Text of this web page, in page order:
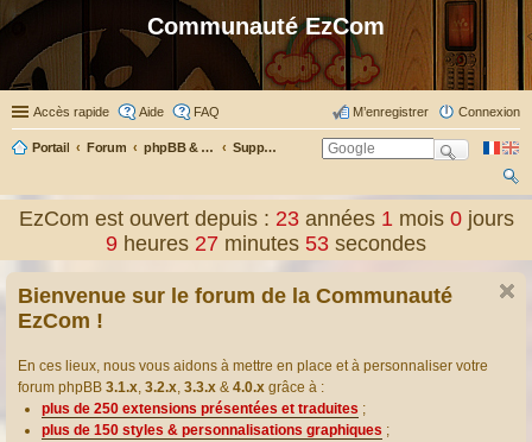
Communauté EzCom
Accès rapide Aide FAQ Connexion
M’enregistrer
Portail Forum phpBB & Co Support pour phpBB
er
EzCom est ouvert depuis : 23 années1 mois0 jours
9 heures 27 minutes 54 secondes
Bienvenue sur le forum de la Communauté
EzCom !
En ces lieux, nous vous aidons à mettre en place et à personnaliser votre
forum phpBB 3.1.x, 3.2.x, 3.3.x & 4.0.x grâce à :
plus de 250 extensions présentées et traduites ;
plus de 150 styles & personnalisations graphiques ;